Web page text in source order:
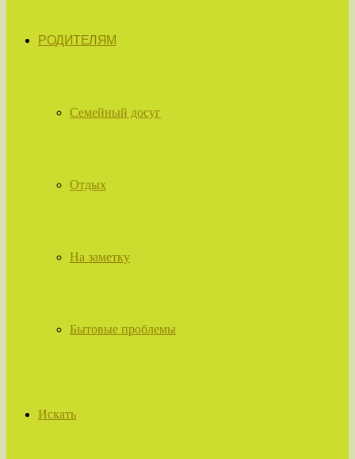
РОДИТЕЛЯМ
Семейный досуг
Отдых
На заметку
Бытовые проблемы
Искать